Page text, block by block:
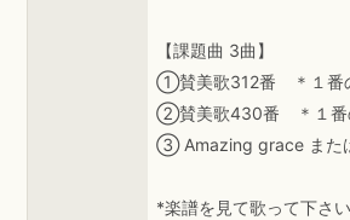
【課題曲 3曲】
①賛美歌312番 ＊１番
②賛美歌430番 ＊１番
③ Amazing grace また
*楽譜を見て歌って下さい